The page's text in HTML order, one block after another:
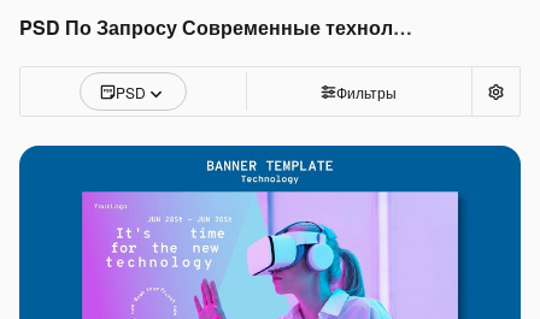
PSD По Запросу Современные технологии
PSD Фильтры